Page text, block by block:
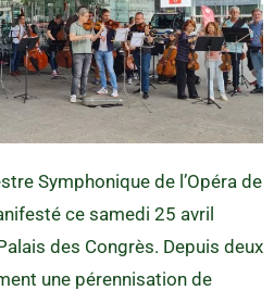
Symphonique de l’Opéra de
ce samedi 25 avril
des Congrès. Depuis deux
une pérennisation de